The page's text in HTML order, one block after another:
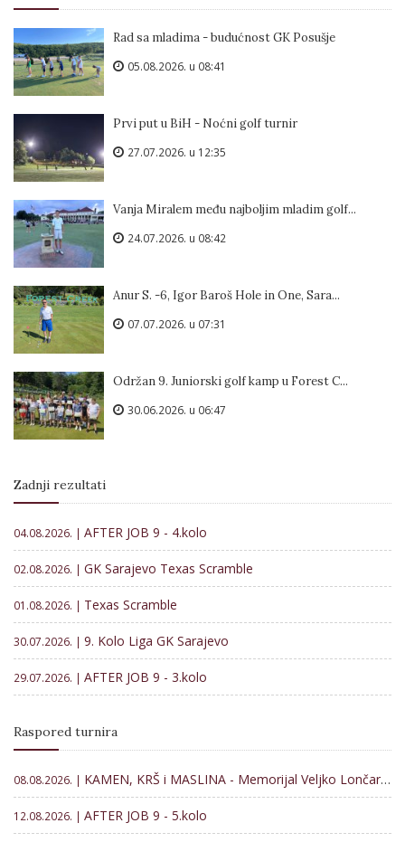
Rad sa mladima - budućnost GK Posušje
05.08.2026. u 08:41
Prvi put u BiH - Noćni golf turnir
27.07.2026. u 12:35
Vanja Miralem među najboljim mladim golf...
24.07.2026. u 08:42
Anur S. -6, Igor Baroš Hole in One, Sara...
07.07.2026. u 07:31
Održan 9. Juniorski golf kamp u Forest C...
30.06.2026. u 06:47
Zadnji rezultati
04.08.2026. | AFTER JOB 9 - 4.kolo
02.08.2026. | GK Sarajevo Texas Scramble
01.08.2026. | Texas Scramble
30.07.2026. | 9. Kolo Liga GK Sarajevo
29.07.2026. | AFTER JOB 9 - 3.kolo
Raspored turnira
08.08.2026. | KAMEN, KRŠ i MASLINA - Memorijal Veljko Lončar 2026
12.08.2026. | AFTER JOB 9 - 5.kolo